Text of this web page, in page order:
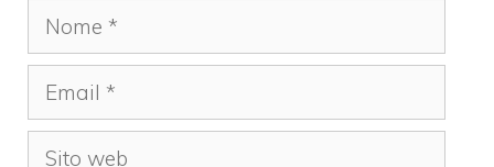
Nome
Email
Sito